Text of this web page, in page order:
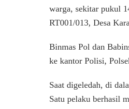
warga, sekitar pukul
RT001/013, Desa
Binmas Pol dan
ke kantor Polisi,
Saat digeledah, di
Satu pelaku berhasil